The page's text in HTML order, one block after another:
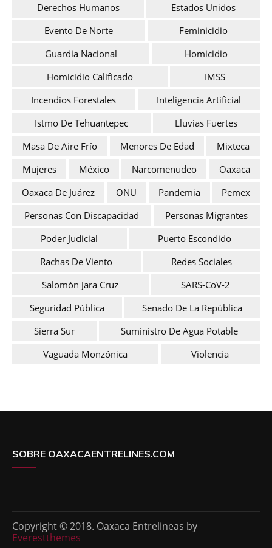
Derechos Humanos
Estados Unidos
Evento De Norte
Feminicidio
Guardia Nacional
Homicidio
Homicidio Calificado
IMSS
Incendios Forestales
Inteligencia Artificial
Istmo De Tehuantepec
Lluvias Fuertes
Masa De Aire Frío
Menores De Edad
Mixteca
Mujeres
México Narcomenudeo
Oaxaca
Oaxaca De Juárez
ONU Pandemia
Pemex
Personas Con Discapacidad
Personas Migrantes
Poder Judicial
Puerto Escondido
Rachas De Viento
Redes Sociales
Salomón Jara Cruz
SARS-CoV-2
Seguridad Pública
Senado De La República
Sierra Sur
Suministro De Agua Potable
Vaguada Monzónica
Violencia
SOBRE OAXACAENTRELINES.COM
Copyright © 2018. Oaxaca Entrelineas by
Everestthemes